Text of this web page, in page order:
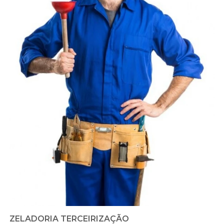
ZELADORIA TERCEIRIZAÇÃO